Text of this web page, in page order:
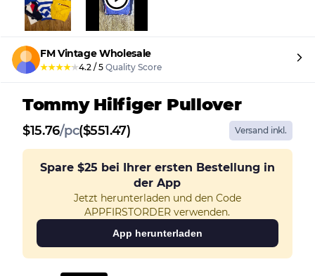
FM Vintage Wholesale
★★★★★4.2 / 5 Quality Score
Tommy Hilfiger Pullover
$15.76/pc($551.47) Versand inkl.
Spare $25 bei Ihrer ersten Bestellung in
der App
Jetzt herunterladen und den Code
APPFIRSTORDER verwenden.
App herunterladen